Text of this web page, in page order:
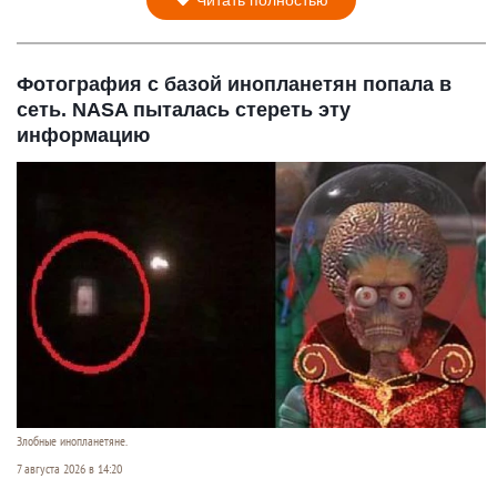
Фотография с базой инопланетян попала в
сеть. NASA пыталась стереть эту
информацию
Злобные инопланетяне.
7 августа 2026 в 14:20